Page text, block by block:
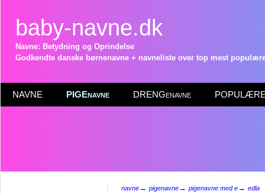
baby-navne.dk
Navne: Betydning og Oprindelse
Godkendte danske børnenavne + navneliste over top mest
NAVNE PIGEnavne DRENGenavne POPULÆRE
navne→ pigenavne→ pigenavne med e→ edla